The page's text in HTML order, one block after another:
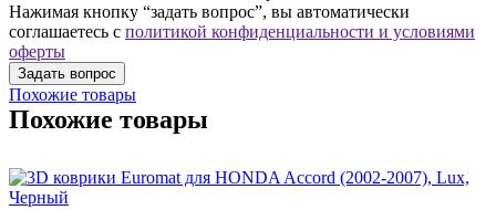
Нажимая кнопку “задать вопрос”, вы автоматически
соглашаетесь с политикой конфиденциальности и условиями
оферты
Похожие товары
Похожие товары